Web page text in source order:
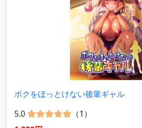
ボクをほっとけない後輩ギャル
5.0
（1）